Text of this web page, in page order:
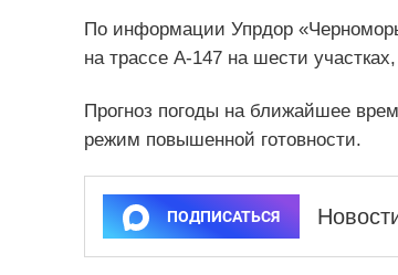
По информации Упрдор
на трассе А-147 на шести
Прогноз погоды на ближайшее
режим повышенной готовности.
ПОДПИСАТЬСЯ